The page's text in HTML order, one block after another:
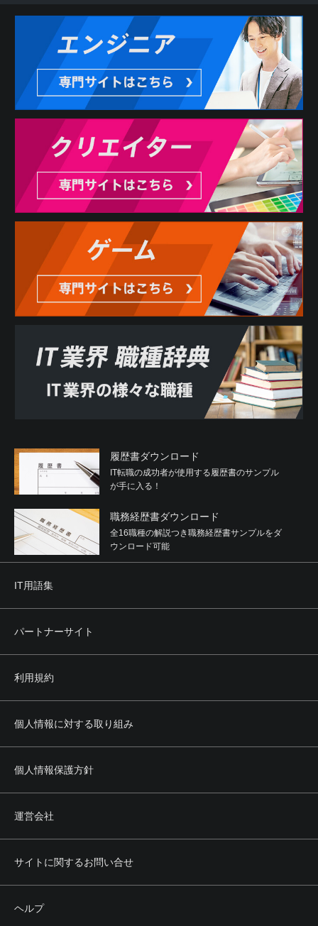
履歴書ダウンロード
IT転職の成功者が使用する履歴書のサンプル
が手に入る！
職務経歴書ダウンロード
全16職種の解説つき職務経歴書サンプルをダ
ウンロード可能
IT用語集
パートナーサイト
利用規約
個人情報に対する取り組み
個人情報保護方針
運営会社
サイトに関するお問い合せ
ヘルプ